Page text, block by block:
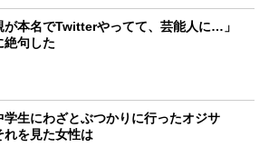
が本名でTwitterやってて、芸能人に…」
絶句した
学生にわざとぶつかりに行ったオジサ
れを見た女性は